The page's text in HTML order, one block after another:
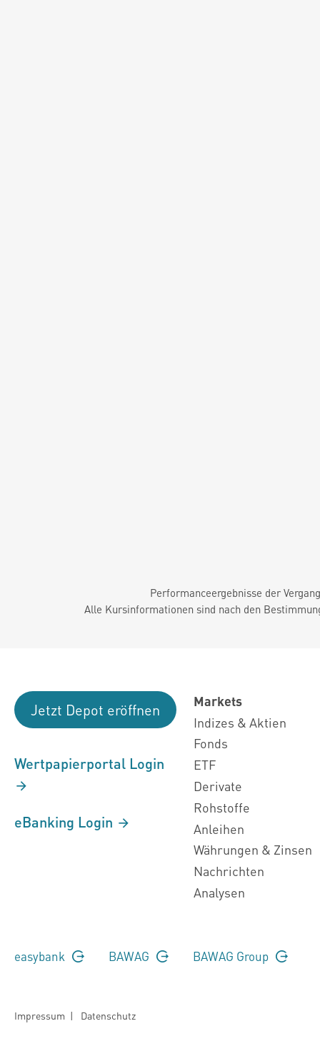
Performanceergebnisse der
Alle Kursinformationen sind nach den
Jetzt Depot eröffnen
Wertpapierportal Login
eBanking Login
Markets
Indizes & Aktien
Fonds
ETF
Derivate
Rohstoffe
Anleihen
Währungen & Zinsen
Nachrichten
Analysen
easybank BAWAG BAWAG Group
Impressum | Datenschutz